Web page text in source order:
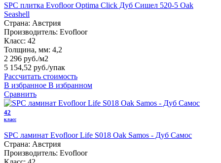
SPC плитка Evofloor Optima Click Дуб Сишел 520-5 Оak
Seashell
Страна: Австрия
Производитель: Evofloor
Класс: 42
Толщина, мм: 4,2
2 296 руб./м2
5 154,52 руб./упак
Рассчитать стоимость
В избранное В избранном
Сравнить
42
класс
SPC ламинат Evofloor Life S018 Oak Samos - Дуб Самос
Страна: Австрия
Производитель: Evofloor